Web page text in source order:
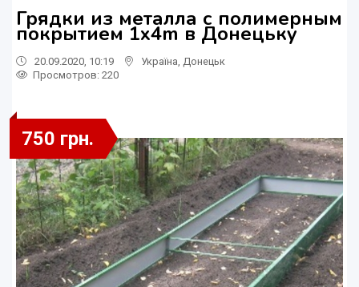
Грядки из металла с полимерным
покрытием 1x4m в Донецьку
20.09.2020, 10:19 Україна Донецьк
Просмотров: 220
750 грн.